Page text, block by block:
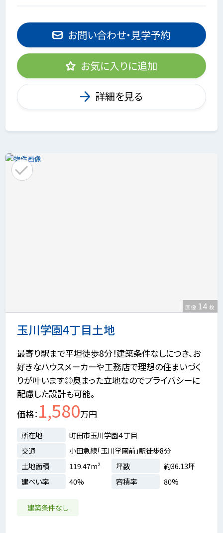
お問い合わせ・見学予約
お気に入りに追加
詳細を見る
玉川学園4丁目土地
画像 14 枚
最寄り駅まで平坦徒歩8分！建築条件なしにつき、お
好きなハウスメーカーや工務店で理想の住まいづく
りが叶います◎奥まった立地なのでプライバシーに
配慮した設計も可能。
価格 1,580万円
所在地
町田市玉川学園４丁目
交通
小田急線「玉川学園前」駅徒歩8分
土地面積
119.47m² 坪数
約36.13坪
建ぺい率
40% 容積率 80%
建築条件なし